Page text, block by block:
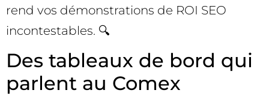
rend vos démonstrations de ROI SEO
incontestables. 🔍
Des tableaux de bord qui
parlent au Comex